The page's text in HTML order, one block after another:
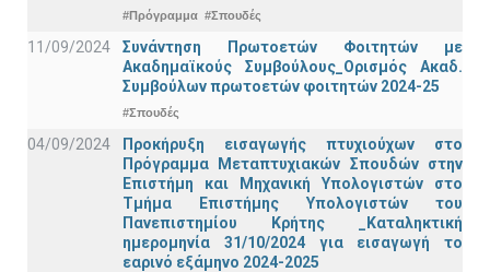
#Πρόγραμμα #Σπουδές
11/09/2024
Συνάντηση Πρωτοετών Φοιτητών με
Ακαδημαϊκούς Συμβούλους_Ορισμός Ακαδ.
Συμβούλων πρωτοετών φοιτητών 2024-25
#Σπουδές
04/09/2024
Προκήρυξη εισαγωγής πτυχιούχων στo
Πρόγραμμα Μεταπτυχιακών Σπουδών στην
Επιστήμη και Μηχανική Υπολογιστών στο
Τμήμα Eπιστήμης Υπολογιστών του
Πανεπιστημίου Κρήτης _Καταληκτική
ημερομηνία 31/10/2024 για εισαγωγή το
εαρινό εξάμηνο 2024-2025